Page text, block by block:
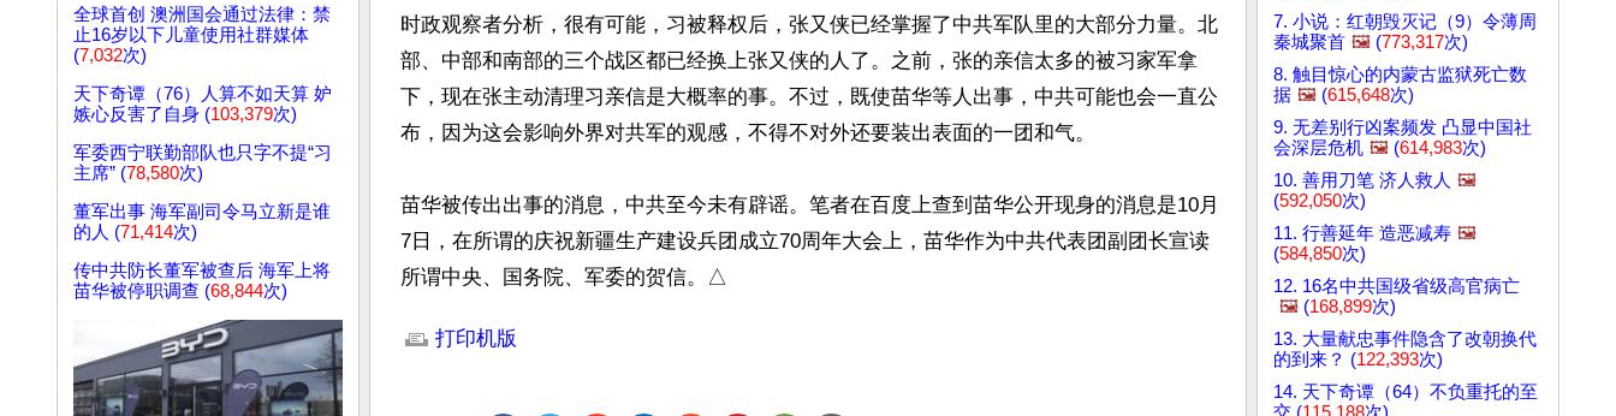
全球首创 澳洲国会通过法律：禁
止16岁以下儿童使用社群媒体
(7,032次)
天下奇谭（76）人算不如天算 妒
嫉心反害了自身 (103,379次)
军委西宁联勤部队也只字不提“习
主席” (78,580次)
董军出事 海军副司令马立新是谁
的人 (71,414次)
传中共防长董军被查后 海军上将
苗华被停职调查 (68,844次)
时政观察者分析，很有可能，习被释权后，张又侠已经掌握了中共军队里的大部分力量。北
部、中部和南部的三个战区都已经换上张又侠的人了。之前，张的亲信太多的被习家军拿
下，现在张主动清理习亲信是大概率的事。不过，既使苗华等人出事，中共可能也会一直公
布，因为这会影响外界对共军的观感，不得不对外还要装出表面的一团和气。
苗华被传出出事的消息，中共至今未有辟谣。笔者在百度上查到苗华公开现身的消息是10月
7日，在所谓的庆祝新疆生产建设兵团成立70周年大会上，苗华作为中共代表团副团长宣读
所谓中央、国务院、军委的贺信。△
打印机版
7. 小说：红朝毁灭记（9）令薄周
秦城聚首 🖼️ (773,317次)
8. 触目惊心的内蒙古监狱死亡数
据 🖼️ (615,648次)
9. 无差别行凶案频发 凸显中国社
会深层危机 🖼️ (614,983次)
10. 善用刀笔 济人救人 🖼️
(592,050次)
11. 行善延年 造恶减寿 🖼️
(584,850次)
12. 16名中共国级省级高官病亡
🖼️ (168,899次)
13. 大量献忠事件隐含了改朝换代
的到来？ (122,393次)
14. 天下奇谭（64）不负重托的至
交 (115,188次)